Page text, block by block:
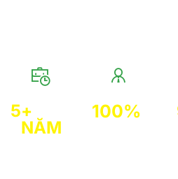
5+
NĂM
100%